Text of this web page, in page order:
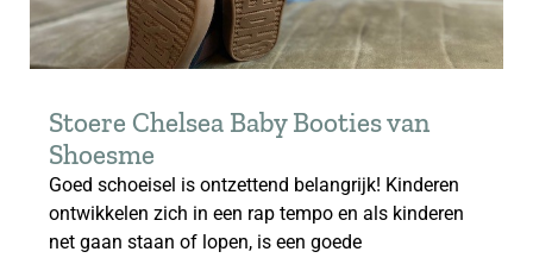
Stoere Chelsea Baby Booties van
Shoesme
Goed schoeisel is ontzettend belangrijk! Kinderen
ontwikkelen zich in een rap tempo en als kinderen
net gaan staan of lopen, is een goede